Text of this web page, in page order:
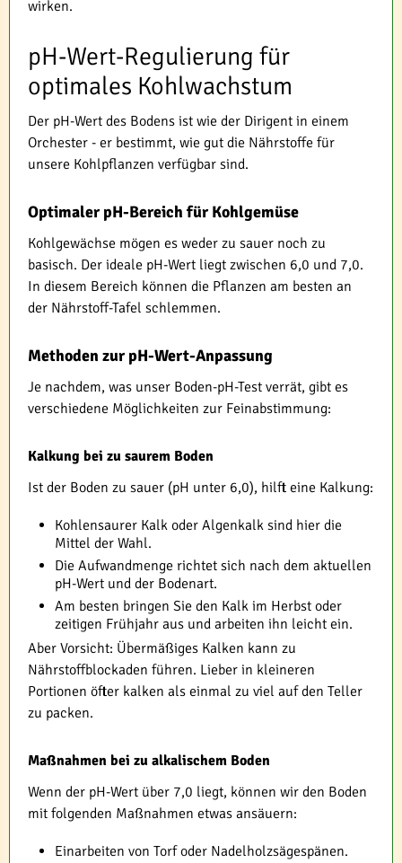
wirken.
pH-Wert-Regulierung für
optimales Kohlwachstum
Der pH-Wert des Bodens ist wie der Dirigent in einem
Orchester - er bestimmt, wie gut die Nährstoffe für
unsere Kohlpflanzen verfügbar sind.
Optimaler pH-Bereich für Kohlgemüse
Kohlgewächse mögen es weder zu sauer noch zu
basisch. Der ideale pH-Wert liegt zwischen 6,0 und 7,0.
In diesem Bereich können die Pflanzen am besten an
der Nährstoff-Tafel schlemmen.
Methoden zur pH-Wert-Anpassung
Je nachdem, was unser Boden-pH-Test verrät, gibt es
verschiedene Möglichkeiten zur Feinabstimmung:
Kalkung bei zu saurem Boden
Ist der Boden zu sauer (pH unter 6,0), hilft eine Kalkung:
Kohlensaurer Kalk oder Algenkalk sind hier die
Mittel der Wahl.
Die Aufwandmenge richtet sich nach dem aktuellen
pH-Wert und der Bodenart.
Am besten bringen Sie den Kalk im Herbst oder
zeitigen Frühjahr aus und arbeiten ihn leicht ein.
Aber Vorsicht: Übermäßiges Kalken kann zu
Nährstoffblockaden führen. Lieber in kleineren
Portionen öfter kalken als einmal zu viel auf den Teller
zu packen.
Maßnahmen bei zu alkalischem Boden
Wenn der pH-Wert über 7,0 liegt, können wir den Boden
mit folgenden Maßnahmen etwas ansäuern:
Einarbeiten von Torf oder Nadelholzsägespänen.